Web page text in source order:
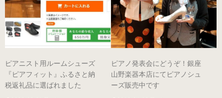
ヒールの高いピアノシューズ
性別から選ぶ
ピアニスト用ルームシューズ
『ピアフィット』ふるさと納
税返礼品に選ばれました
ピアノ発表会にどうぞ！銀座
山野楽器本店にてピアノシュ
ーズ販売中です